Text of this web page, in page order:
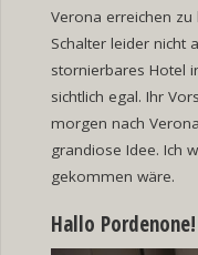
Verona erreichen
Schalter leider nicht
stornierbares Hotel
sichtlich egal. Ihr
morgen nach
grandiose Idee. Ich
gekommen wäre.
Hallo Pordenone!